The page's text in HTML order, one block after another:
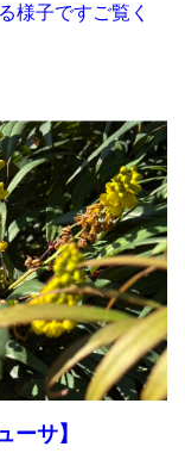
様子ですご覧く
ーサ】